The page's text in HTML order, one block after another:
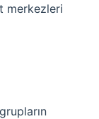
merkezleri